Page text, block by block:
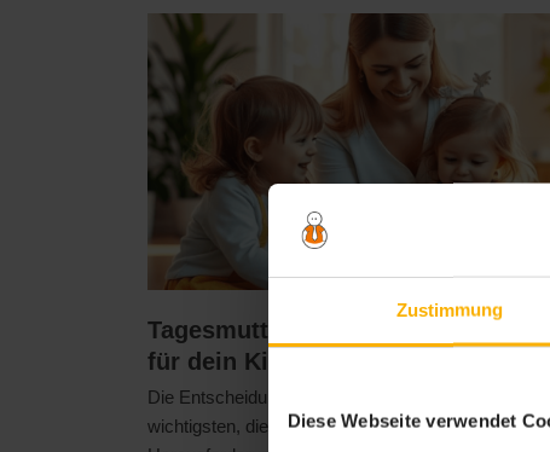
Zustimmung
Diese Webseite verwendet
Tagesmutter vs. Kindergarten:
für dein Kind?
Die Entscheidung, wie du dein Kind betreuen
wichtigsten, die du treffen kannst. Jede Option hat